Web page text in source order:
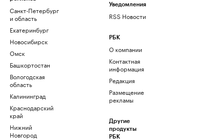
Санкт-Петербург
и область
Екатеринбург
Новосибирск
Омск
Башкортостан
Вологодская
область
Калининград
Краснодарский
край
Нижний
Новгород
Уведомления
RSS Новости
РБК
О компании
Контактная
информация
Редакция
Размещение
рекламы
Другие
продукты
РБК